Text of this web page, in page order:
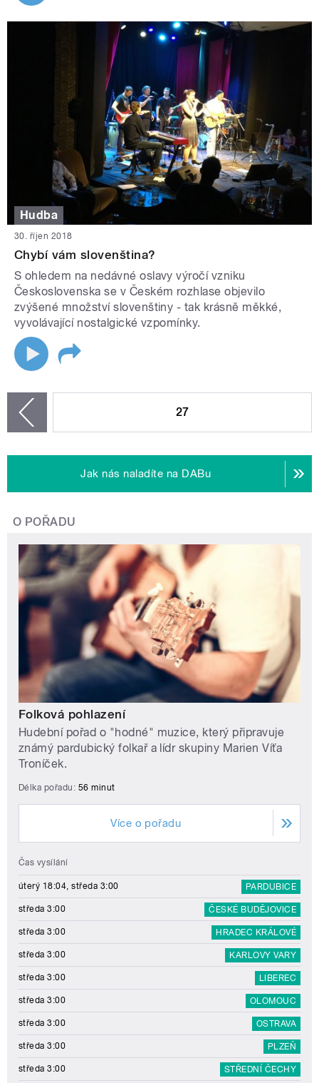
Hudba
30. říjen 2018
Chybí vám slovenština?
S ohledem na nedávné oslavy výročí vzniku
Československa se v Českém rozhlase objevilo
zvýšené množství slovenštiny - tak krásně měkké,
vyvolávající nostalgické vzpomínky.
27
Jak nás naladíte na DABu
O POŘADU
Folková pohlazení
Hudební pořad o "hodné" muzice, který připravuje
známý pardubický folkař a lídr skupiny Marien Víťa
Troníček.
Délka pořadu: 56 minut
Více o pořadu
Čas vysílání
úterý 18:04, středa 3:00 PARDUBICE
středa 3:00 ČESKÉ BUDĚJOVICE
středa 3:00 HRADEC KRÁLOVÉ
středa 3:00 KARLOVY VARY
středa 3:00 LIBEREC
středa 3:00 OLOMOUC
středa 3:00 OSTRAVA
středa 3:00 PLZEŇ
středa 3:00 STŘEDNÍ ČECHY